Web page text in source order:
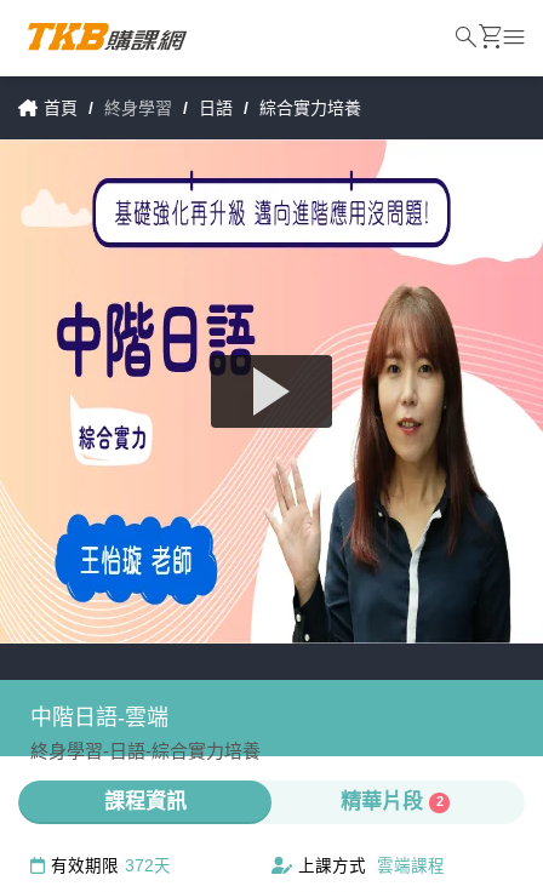
首頁 / 終身學習 / 日語 / 綜合實力培養
中階日語-雲端
終身學習- 日語-綜合實力培養
課程資訊 精華片段 2
有效期限 372天 上課方式
雲端課程
searchshopping_cartmenu